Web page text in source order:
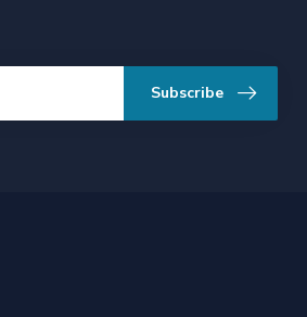
Subscribe